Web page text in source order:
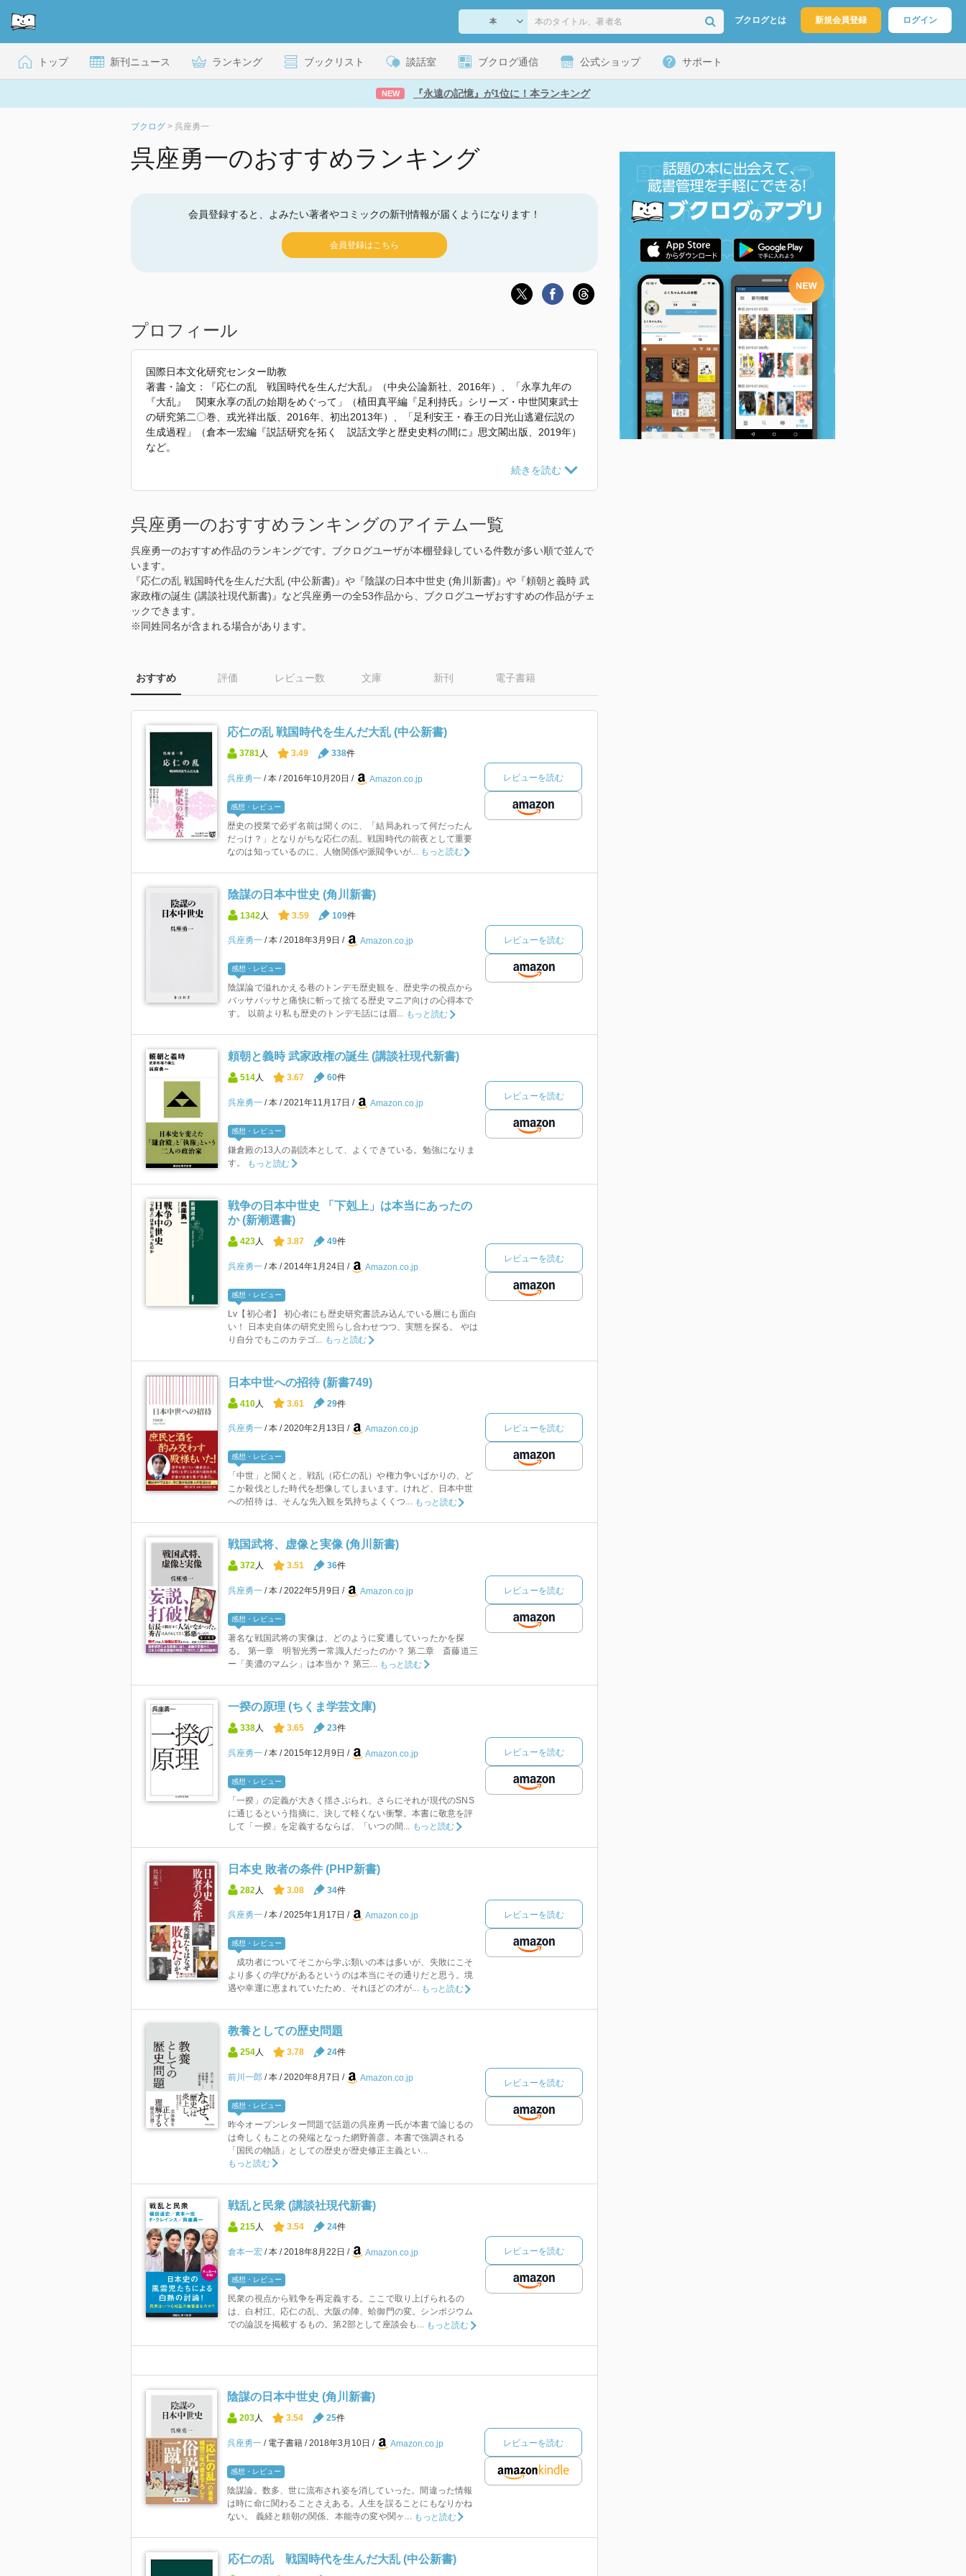
ブクログとは 新規会員登録 ログイン
トップ 新刊ニュース ランキング ブックリスト 談話室 ブクログ通信 公式ショップ サポート
NEW 『永遠の記憶』が1位に！本ランキング
ブクログ > 呉座勇一
呉座勇一のおすすめランキング
会員登録すると、よみたい著者やコミックの新刊情報が届くようになります！
会員登録はこちら
プロフィール
国際日本文化研究センター助教
著書・論文：『応仁の乱 戦国時代を生んだ大乱』（中央公論新社、2016年）、「永享九年の
『大乱』 関東永享の乱の始期をめぐって」（植田真平編『足利持氏』シリーズ・中世関東武士
の研究第二〇巻、戎光祥出版、2016年、初出2013年）、「足利安王・春王の日光山逃避伝説の
生成過程」（倉本一宏編『説話研究を拓く 説話文学と歴史史料の間に』思文閣出版、2019年）
など。
「2019年 『平和の世は来るか 太平記』 で使われていた紹介文から引用しています。」
呉座勇一のおすすめランキングのアイテム一覧
呉座勇一のおすすめ作品のランキングです。ブクログユーザが本棚登録している件数が多い順で並んで
います。
『応仁の乱 戦国時代を生んだ大乱 (中公新書)』や『陰謀の日本中世史 (角川新書)』や『頼朝と義時 武
家政権の誕生 (講談社現代新書)』など呉座勇一の全53作品から、ブクログユーザおすすめの作品がチェ
ックできます。
※同姓同名が含まれる場合があります。
おすすめ 評価 レビュー数 文庫 新刊 電子書籍
応仁の乱 戦国時代を生んだ大乱 (中公新書)
3781人 3.49 338件
呉座勇一 本 2016年10月20日 Amazon.co.jp
感想・レビュー
歴史の授業で必ず名前は聞くのに、「結局あれって何だったん
だっけ？」となりがちな応仁の乱。戦国時代の前夜として重要
なのは知っているのに、人物関係や派閥争いが...
もっと読む
レビューを読む
陰謀の日本中世史 (角川新書)
1342 人 3.59 109件
呉座勇一 本 2018年3月9日 Amazon.co.jp
感想・レビュー
陰謀論で溢れかえる巷のトンデモ歴史観を、歴史学の視点から
バッサバッサと痛快に斬って捨てる歴史マニア向けの心得本で
す。 以前より私も歴史のトンデモ話には眉... もっと読む
レビューを読む
頼朝と義時 武家政権の誕生 (講談社現代新書)
514人 3.67 60件
呉座勇一 本 2021年11月17日 Amazon.co.jp
感想・レビュー
鎌倉殿の13人の副読本として、よくできている。勉強になりま
す。
もっと読む
レビューを読む
戦争の日本中世史 「下剋上」は本当にあったの
か (新潮選書)
423 人 3.87 49件
呉座勇一 本 2014年1月24日 Amazon.co.jp
感想・レビュー
Lv【初心者】 初心者にも歴史研究書読み込んでいる層にも面白
い！ 日本史自体の研究史照らし合わせつつ、実態を探る。 やは
り自分でもこのカテゴ...
もっと読む
レビューを読む
日本中世への招待 (新書749)
410 人 3.61 29件
呉座勇一 本 2020年2月13日 Amazon.co.jp
感想・レビュー
「中世」と聞くと、戦乱（応仁の乱）や権力争いばかりの、ど
こか殺伐とした時代を想像してしまいます。けれど、日本中世
への招待 は、そんな先入観を気持ちよくくつ... もっと読む
レビューを読む
戦国武将、虚像と実像 (角川新書)
372人 3.51 36件
呉座勇一 本 2022年5月9日 Amazon.co.jp
感想・レビュー
著名な戦国武将の実像は、どのように変遷していったかを探
る。 第一章 明智光秀ー常識人だったのか？ 第二章 斎藤道三
ー「美濃のマムシ」は本当か？ 第三... もっと読む
レビューを読む
一揆の原理 (ちくま学芸文庫)
338 人 3.65 23件
呉座勇一 本 2015年12月9日 Amazon.co.jp
感想・レビュー
「一揆」の定義が大きく揺さぶられ、さらにそれが現代のSNS
に通じるという指摘に、決して軽くない衝撃。本書に敬意を評
して「一揆」を定義するならば、「いつの間...
もっと読む
レビューを読む
日本史 敗者の条件 (PHP新書)
282 人 3.08 34件
呉座勇一 本 2025年1月17日 Amazon.co.jp
感想・レビュー
成功者についてそこから学ぶ類いの本は多いが、失敗にこそ
より多くの学びがあるというのは本当にその通りだと思う。境
遇や幸運に恵まれていたため、それほどの才が... もっと読む
レビューを読む
教養としての歴史問題
254人 3.78 24件
前川一郎 本 2020年8月7日 Amazon.co.jp
感想・レビュー
昨今オープンレター問題で話題の呉座勇一氏が本書で論じるの
は奇しくもことの発端となった網野善彦。本書で強調される
「国民の物語」としての歴史が歴史修正主義とい...
もっと読む
レビューを読む
戦乱と民衆 (講談社現代新書)
215 人 3.54 24件
倉本一宏 本 2018年8月22日 Amazon.co.jp
感想・レビュー
民衆の視点から戦争を再定義する。ここで取り上げられるの
は、白村江、応仁の乱、大阪の陣、蛤御門の変。シンポジウム
での論説を掲載するもの。第2部として座談会も... もっと読む
レビューを読む
陰謀の日本中世史 (角川新書)
203人 3.54 25件
呉座勇一 電子書籍 2018年3月10日 Amazon.co.jp
感想・レビュー
陰謀論。数多、世に流布され姿を消していった。間違った情報
は時に命に関わることさえある。人生を誤ることにもなりかね
ない。 義経と頼朝の関係、本能寺の変や関ヶ... もっと読む
レビューを読む
応仁の乱 戦国時代を生んだ大乱 (中公新書)